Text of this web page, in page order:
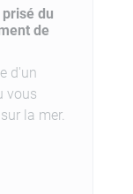
du
de
d'un
vous
la mer.